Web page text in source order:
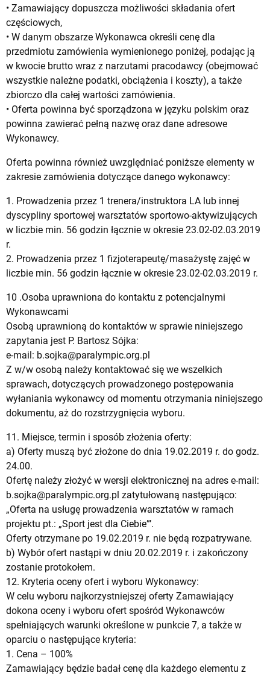
• Zamawiający dopuszcza możliwości składania ofert
częściowych,
• W danym obszarze Wykonawca określi cenę dla
przedmiotu zamówienia wymienionego poniżej, podając ją
w kwocie brutto wraz z narzutami pracodawcy (obejmować
wszystkie należne podatki, obciążenia i koszty), a także
zbiorczo dla całej wartości zamówienia.
• Oferta powinna być sporządzona w języku polskim oraz
powinna zawierać pełną nazwę oraz dane adresowe
Wykonawcy.
Oferta powinna również uwzględniać poniższe elementy w
zakresie zamówienia dotyczące danego wykonawcy:
1. Prowadzenia przez 1 trenera/instruktora LA lub innej
dyscypliny sportowej warsztatów sportowo-aktywizujących
w liczbie min. 56 godzin łącznie w okresie 23.02-02.03.2019
r.
2. Prowadzenia przez 1 fizjoterapeutę/masażystę zajęć w
liczbie min. 56 godzin łącznie w okresie 23.02-02.03.2019 r.
10 .Osoba uprawniona do kontaktu z potencjalnymi
Wykonawcami
Osobą uprawnioną do kontaktów w sprawie niniejszego
zapytania jest P. Bartosz Sójka:
e-mail: b.sojka@paralympic.org.pl
Z w/w osobą należy kontaktować się we wszelkich
sprawach, dotyczących prowadzonego postępowania
wyłaniania wykonawcy od momentu otrzymania niniejszego
dokumentu, aż do rozstrzygnięcia wyboru.
11. Miejsce, termin i sposób złożenia oferty:
a) Oferty muszą być złożone do dnia 19.02.2019 r. do godz.
24.00.
Ofertę należy złożyć w wersji elektronicznej na adres e-mail:
b.sojka@paralympic.org.pl zatytułowaną następująco:
„Oferta na usługę prowadzenia warsztatów w ramach
projektu pt.: „Sport jest dla Ciebie”’.
Oferty otrzymane po 19.02.2019 r. nie będą rozpatrywane.
b) Wybór ofert nastąpi w dniu 20.02.2019 r. i zakończony
zostanie protokołem.
12. Kryteria oceny ofert i wyboru Wykonawcy:
W celu wyboru najkorzystniejszej oferty Zamawiający
dokona oceny i wyboru ofert spośród Wykonawców
spełniających warunki określone w punkcie 7, a także w
oparciu o następujące kryteria:
1. Cena – 100%
Zamawiający będzie badał cenę dla każdego elementu z